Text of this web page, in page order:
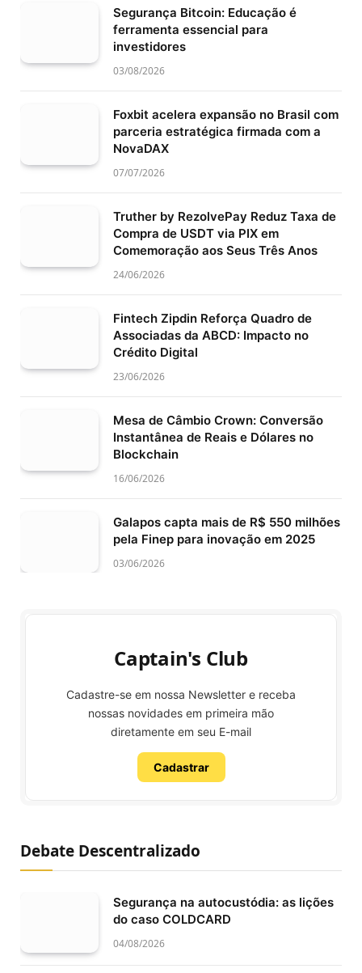
Segurança Bitcoin: Educação é
ferramenta essencial para
investidores
03/08/2026
Foxbit acelera expansão no Brasil com
parceria estratégica firmada com a
NovaDAX
07/07/2026
Truther by RezolvePay Reduz Taxa de
Compra de USDT via PIX em
Comemoração aos Seus Três Anos
24/06/2026
Fintech Zipdin Reforça Quadro de
Associadas da ABCD: Impacto no
Crédito Digital
23/06/2026
Mesa de Câmbio Crown: Conversão
Instantânea de Reais e Dólares no
Blockchain
16/06/2026
Galapos capta mais de R$ 550 milhões
pela Finep para inovação em 2025
03/06/2026
Captain's Club
Cadastre-se em nossa Newsletter e receba
nossas novidades em primeira mão
diretamente em seu E-mail
Cadastrar
Debate Descentralizado
Segurança na autocustódia: as lições
do caso COLDCARD
04/08/2026